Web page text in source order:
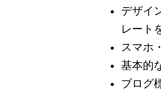
デザイ
レート
スマホ
基本的
ブログ